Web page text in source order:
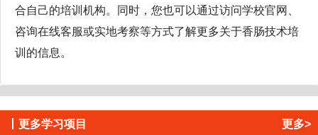
合自己的培训机构。同时，您也可以通过访问学校官网、
咨询在线客服或实地考察等方式了解更多关于香肠技术培
训的信息。
更多学习项目 更多>